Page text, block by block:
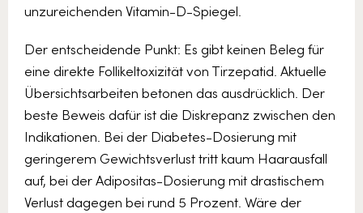
unzureichenden Vitamin-D-Spiegel.
Der entscheidende Punkt: Es gibt keinen Beleg für
eine direkte Follikeltoxizität von Tirzepatid. Aktuelle
Übersichtsarbeiten betonen das ausdrücklich. Der
beste Beweis dafür ist die Diskrepanz zwischen den
Indikationen. Bei der Diabetes-Dosierung mit
geringerem Gewichtsverlust tritt kaum Haarausfall
auf, bei der Adipositas-Dosierung mit drastischem
Verlust dagegen bei rund 5 Prozent. Wäre der